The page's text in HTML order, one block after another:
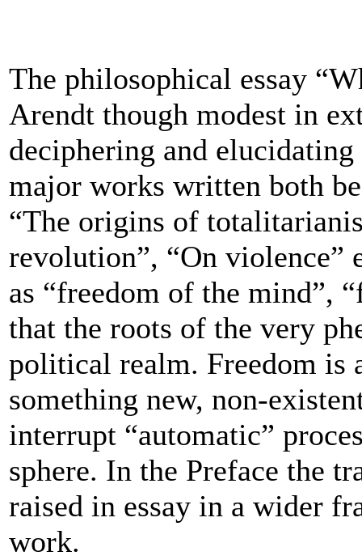
The philosophical essay
Arendt though modest in
deciphering and
major works written both
“The origins of
revolution”, “On violence”
as “freedom of the mind”,
that the roots of the very
political realm. Freedom is
something new, non-
interrupt “automatic”
sphere. In the Preface the
raised in essay in a wider
work.